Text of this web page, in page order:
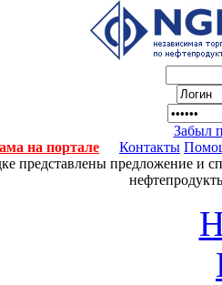
Забыл
на портале
Контакты
представлены предложение и